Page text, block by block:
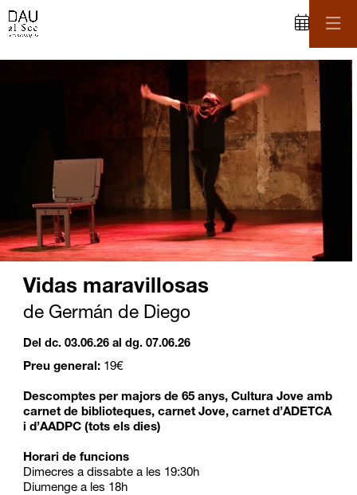
Vidas maravillosas
de Germán de Diego
Del dc. 03.06.26al dg. 07.06.26
Preu general: 19€
Descomptes per majors de 65 anys, Cultura Jove amb
carnet de biblioteques, carnet Jove, carnet d’ADETCA
i d’AADPC (tots els dies)
Horari de funcions
Dimecres a dissabte a les 19:30h
Diumenge a les 18h